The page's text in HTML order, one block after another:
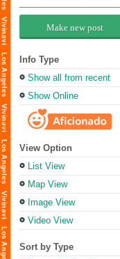
Make new post
Info Type
Show all from recent
Show Online
View Option
List View
Map View
Image View
Video View
Sort by Type